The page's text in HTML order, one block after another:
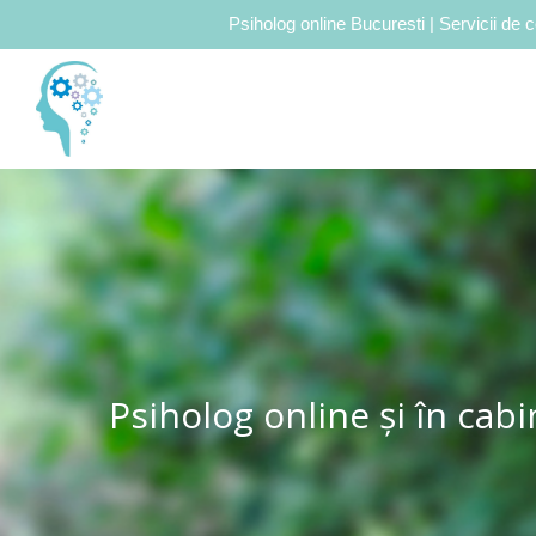
Psiholog online Bucuresti | Servicii de
Psiholog online și în